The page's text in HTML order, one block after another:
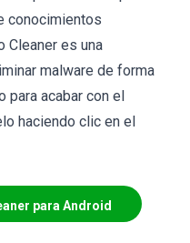
conocimientos
Cleaner es una
malware de forma
para acabar con el
haciendo clic en el
para Android